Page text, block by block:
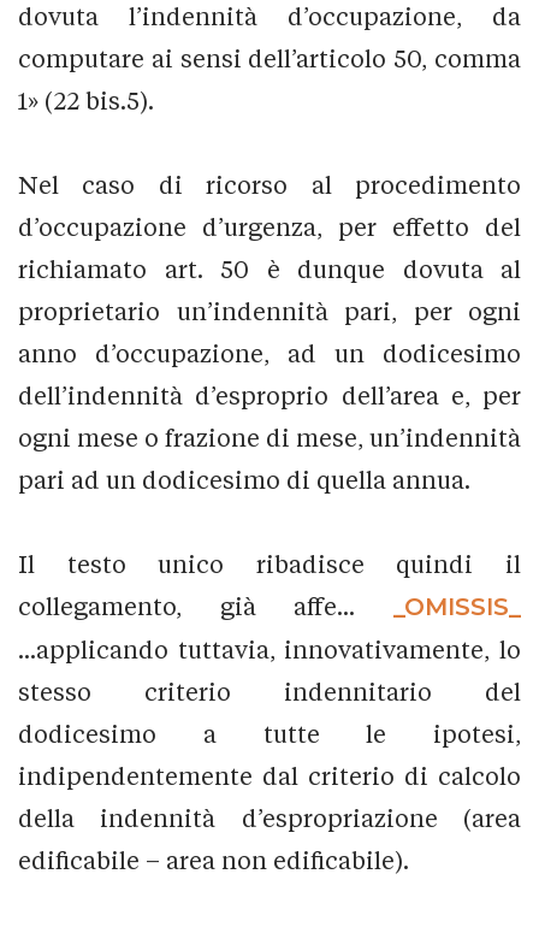
dovuta l’indennità d’occupazione, da
computare ai sensi dell’articolo 50, comma
1» (22 bis.5).
Nel caso di ricorso al procedimento
d’occupazione d’urgenza, per effetto del
richiamato art. 50 è dunque dovuta al
proprietario un’indennità pari, per ogni
anno d’occupazione, ad un dodicesimo
dell’indennità d’esproprio dell’area e, per
ogni mese o frazione di mese, un’indennità
pari ad un dodicesimo di quella annua.
Il testo unico ribadisce quindi il
collegamento, già affe...
_OMISSIS_
...applicando tuttavia, innovativamente, lo
stesso criterio indennitario del
dodicesimo a tutte le ipotesi,
indipendentemente dal criterio di calcolo
della indennità d’espropriazione (area
edificabile – area non edificabile).